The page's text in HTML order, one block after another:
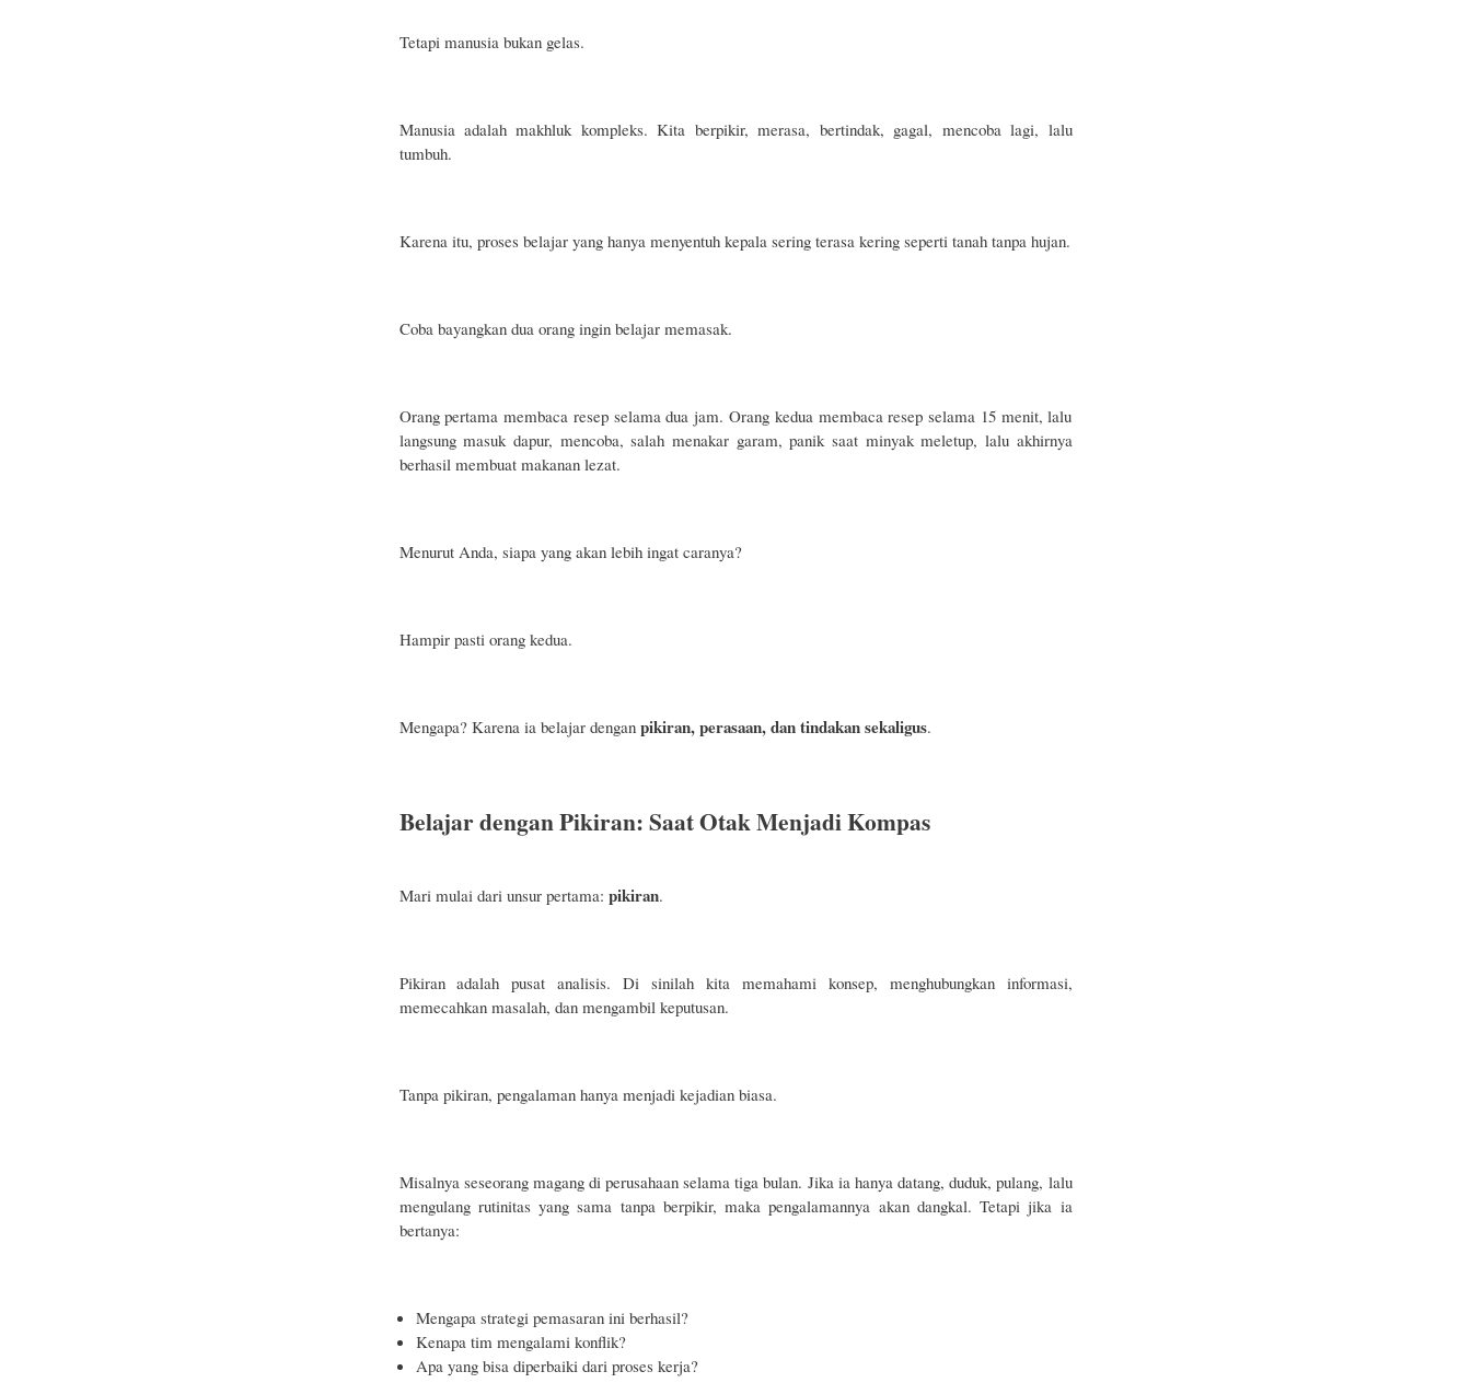
Tetapi manusia bukan gelas.
Manusia adalah makhluk kompleks. Kita berpikir, merasa, bertindak, gagal, mencoba lagi, lalu
tumbuh.
Karena itu, proses belajar yang hanya menyentuh kepala sering terasa kering seperti tanah tanpa hujan.
Coba bayangkan dua orang ingin belajar memasak.
Orang pertama membaca resep selama dua jam. Orang kedua membaca resep selama 15 menit, lalu
langsung masuk dapur, mencoba, salah menakar garam, panik saat minyak meletup, lalu akhirnya
berhasil membuat makanan lezat.
Menurut Anda, siapa yang akan lebih ingat caranya?
Hampir pasti orang kedua.
Mengapa? Karena ia belajar dengan pikiran, perasaan, dan tindakan sekaligus.
Belajar dengan Pikiran: Saat Otak Menjadi Kompas
Mari mulai dari unsur pertama: pikiran.
Pikiran adalah pusat analisis. Di sinilah kita memahami konsep, menghubungkan informasi,
memecahkan masalah, dan mengambil keputusan.
Tanpa pikiran, pengalaman hanya menjadi kejadian biasa.
Misalnya seseorang magang di perusahaan selama tiga bulan. Jika ia hanya datang, duduk, pulang, lalu
mengulang rutinitas yang sama tanpa berpikir, maka pengalamannya akan dangkal. Tetapi jika ia
bertanya:
Mengapa strategi pemasaran ini berhasil?
Kenapa tim mengalami konflik?
Apa yang bisa diperbaiki dari proses kerja?